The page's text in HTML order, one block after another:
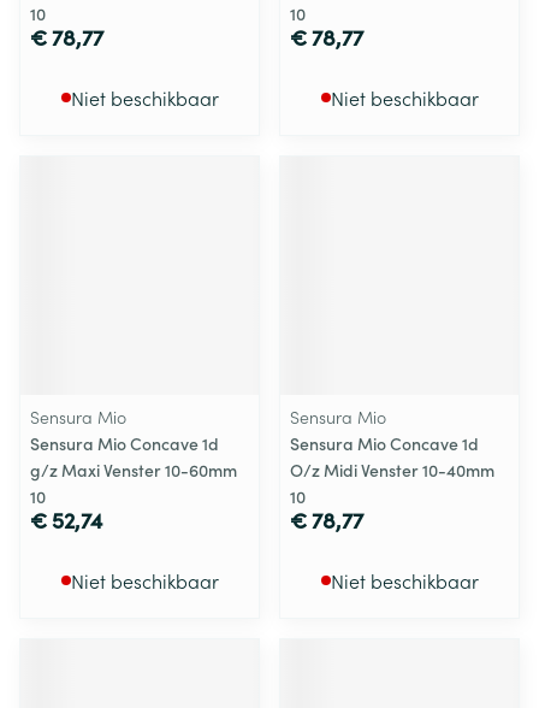
10
€ 78,77
Niet beschikbaar
10
€ 78,77
Niet beschikbaar
Sensura Mio
Sensura Mio Concave 1d
g/z Maxi Venster 10-60mm
10
€ 52,74
Niet beschikbaar
Sensura Mio
Sensura Mio Concave 1d
O/z Midi Venster 10-40mm
10
€ 78,77
Niet beschikbaar